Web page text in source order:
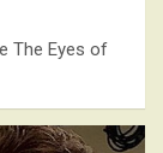
The Eyes of